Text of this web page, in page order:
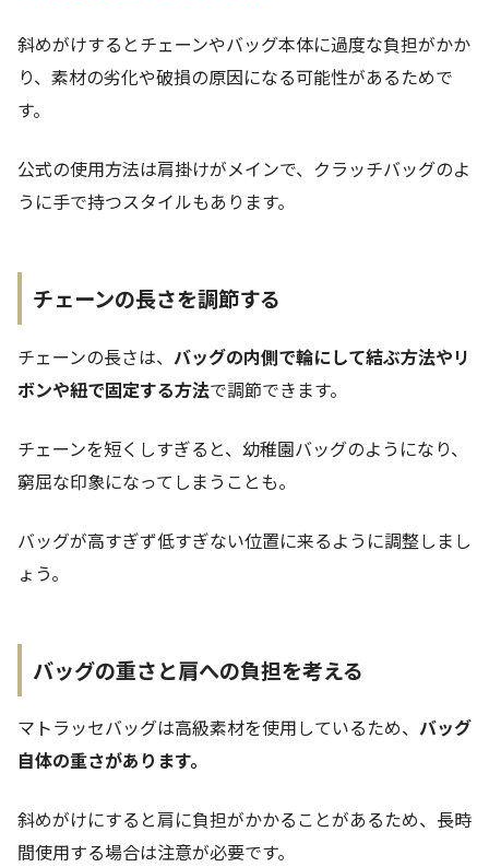
斜めがけするとチェーンやバッグ本体に過度な負担がかか
り、素材の劣化や破損の原因になる可能性があるためで
す。
公式の使用方法は肩掛けがメインで、クラッチバッグのよ
うに手で持つスタイルもあります。
チェーンの長さを調節する
チェーンの長さは、 バッグの内側で輪にして結ぶ方法やリ
ボンや紐で固定する方法で調節できます。
チェーンを短くしすぎると、幼稚園バッグのようになり、
窮屈な印象になってしまうことも。
バッグが高すぎず低すぎない位置に来るように調整しまし
ょう。
バッグの重さと肩への負担を考える
マトラッセバッグは高級素材を使用しているため、 バッグ
自体の重さがあります。
斜めがけにすると肩に負担がかかることがあるため、長時
間使用する場合は注意が必要です。